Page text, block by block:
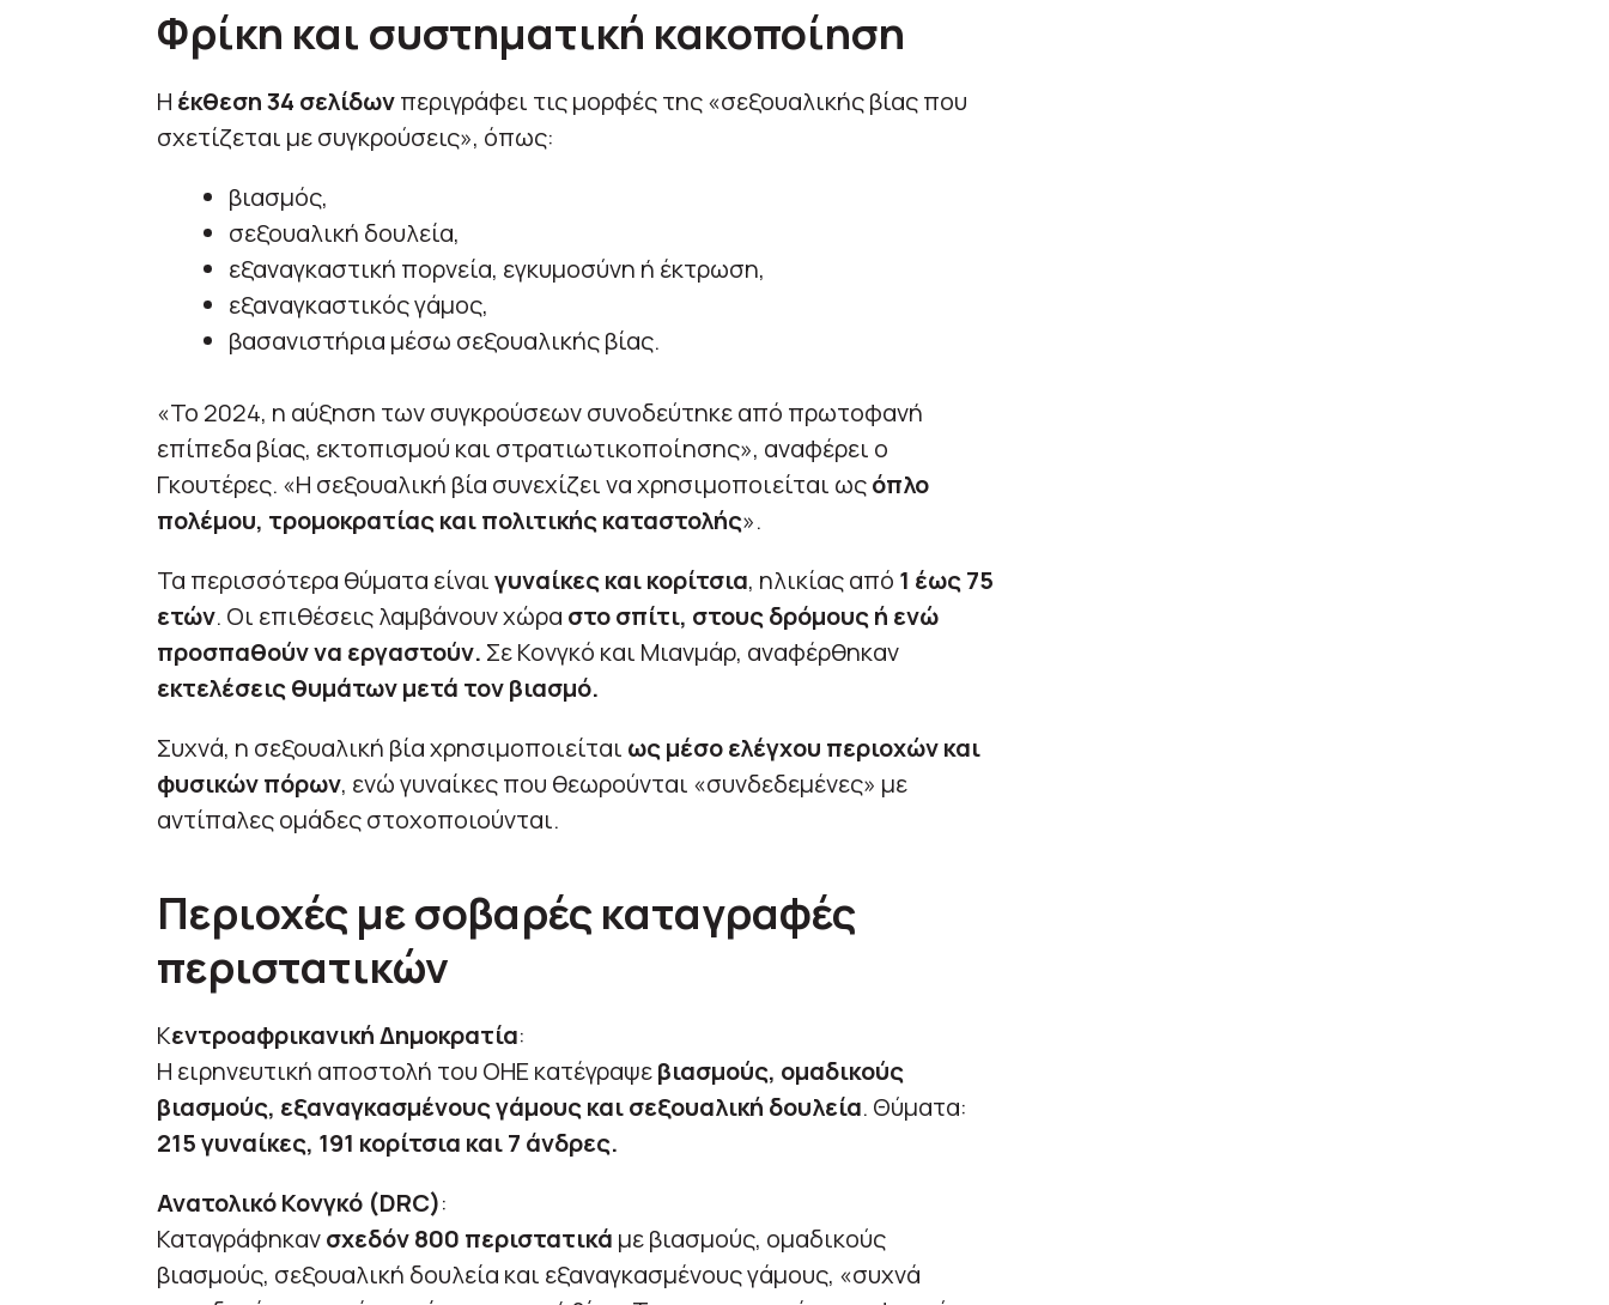
Φρίκη και συστηματική κακοποίηση
Η έκθεση 34 σελίδωνπεριγράφει τις μορφές της «σεξουαλικής βίας που
σχετίζεται με συγκρούσεις», όπως:
βιασμός,
σεξουαλική δουλεία,
εξαναγκαστική πορνεία, εγκυμοσύνη ή έκτρωση,
εξαναγκαστικός γάμος,
βασανιστήρια μέσω σεξουαλικής βίας.
«Το 2024, η αύξηση των συγκρούσεων συνοδεύτηκε από πρωτοφανή
επίπεδα βίας, εκτοπισμού και στρατιωτικοποίησης», αναφέρει ο
Γκουτέρες. «Η σεξουαλική βία συνεχίζει να χρησιμοποιείται ωςόπλο
πολέμου, τρομοκρατίας και πολιτικής καταστολής».
Τα περισσότερα θύματα είναιγυναίκες και κορίτσια, ηλικίας από 1 έως 75
ετών. Οι επιθέσεις λαμβάνουν χώρα στο σπίτι, στους δρόμους ή ενώ
προσπαθούν να εργαστούν. Σε Κονγκό και Μιανμάρ, αναφέρθηκαν
εκτελέσεις θυμάτων μετά τον βιασμό.
Συχνά, η σεξουαλική βία χρησιμοποιείται ως μέσο ελέγχου περιοχών και
φυσικών πόρων, ενώ γυναίκες που θεωρούνται «συνδεδεμένες» με
αντίπαλες ομάδες στοχοποιούνται.
Περιοχές με σοβαρές καταγραφές
περιστατικών
Κεντροαφρικανική Δημοκρατία:
Η ειρηνευτική αποστολή του ΟΗΕ κατέγραψεβιασμούς, ομαδικούς
βιασμούς, εξαναγκασμένους γάμους και σεξουαλική δουλεία. Θύματα:
215 γυναίκες, 191 κορίτσια και 7 άνδρες.
Ανατολικό Κονγκό (DRC):
Καταγράφηκανσχεδόν 800 περιστατικά με βιασμούς, ομαδικούς
βιασμούς, σεξουαλική δουλεία και εξαναγκασμένους γάμους, «συχνά